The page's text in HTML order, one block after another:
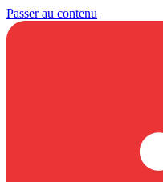
Passer au contenu